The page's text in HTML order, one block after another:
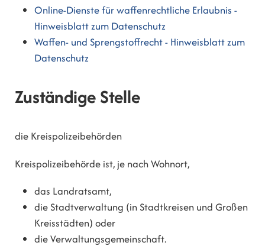
Online-Dienste für waffenrechtliche Erlaubnis -
Hinweisblatt zum Datenschutz
Waffen- und Sprengstoffrecht - Hinweisblatt zum
Datenschutz
Zuständige Stelle
die Kreispolizeibehörden
Kreispolizeibehörde ist, je nach Wohnort,
das Landratsamt,
die Stadtverwaltung (in Stadtkreisen und Großen
Kreisstädten) oder
die Verwaltungsgemeinschaft.